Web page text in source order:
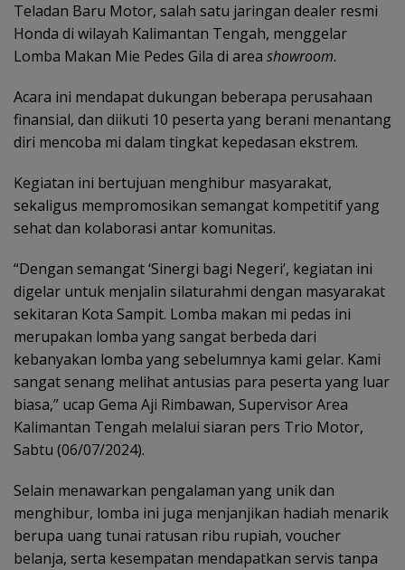
Teladan Baru Motor, salah satu jaringan dealer resmi
Honda di wilayah Kalimantan Tengah, menggelar
Lomba Makan Mie Pedes Gila di area showroom.
Acara ini mendapat dukungan beberapa perusahaan
finansial, dan diikuti 10 peserta yang berani menantang
diri mencoba mi dalam tingkat kepedasan ekstrem.
Kegiatan ini bertujuan menghibur masyarakat,
sekaligus mempromosikan semangat kompetitif yang
sehat dan kolaborasi antar komunitas.
“Dengan semangat ‘Sinergi bagi Negeri’, kegiatan ini
digelar untuk menjalin silaturahmi dengan masyarakat
sekitaran Kota Sampit. Lomba makan mi pedas ini
merupakan lomba yang sangat berbeda dari
kebanyakan lomba yang sebelumnya kami gelar. Kami
sangat senang melihat antusias para peserta yang luar
biasa,” ucap Gema Aji Rimbawan, Supervisor Area
Kalimantan Tengah melalui siaran pers Trio Motor,
Sabtu (06/07/2024).
Selain menawarkan pengalaman yang unik dan
menghibur, lomba ini juga menjanjikan hadiah menarik
berupa uang tunai ratusan ribu rupiah, voucher
belanja, serta kesempatan mendapatkan servis tanpa